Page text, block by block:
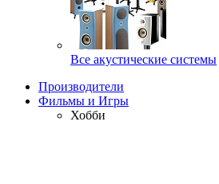
Все акустические системы
Производители
Фильмы и Игры
Хобби